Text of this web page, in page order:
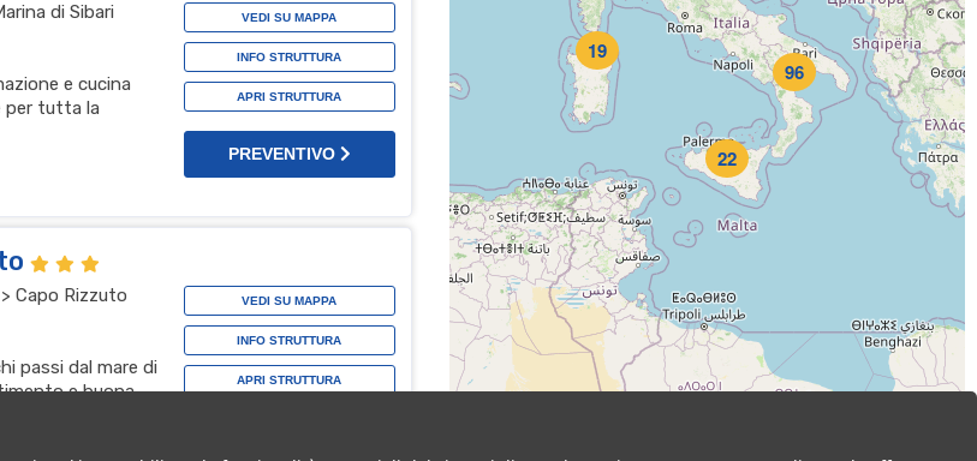
di Sibari
e cucina
per tutta la
VEDI SU MAPPA
INFO STRUTTURA
APRI STRUTTURA
PREVENTIVO
Capo Rizzuto
passi dal mare di
e buona
VEDI SU MAPPA
INFO STRUTTURA
APRI STRUTTURA
19
22
96